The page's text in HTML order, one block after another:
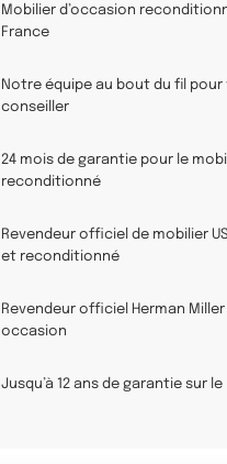
Mobilier d’occasion
France
Notre équipe au bout du fil pour
conseiller
24 mois de garantie pour le
reconditionné
Revendeur officiel de mobilier
et reconditionné
Revendeur officiel Herman
occasion
Jusqu’à 12 ans de garantie sur